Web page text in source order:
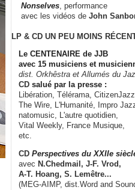
Nonselves , performance
avec les vidéos de John
LP & CD UN PEU MOINS
Le CENTENAIRE de JJB
avec 15 musiciens et
dist. Orkhêstra et Allumés du
CD salué par la presse :
Libération, Télérama,
The Wire, L'Humanité, Impro
natomusic, L'autre quotidien,
Vital Weekly, France Musique,
etc.
CD Perspectives du XXIIe
avec N.Chedmail, J-F. Vrod,
A-T. Hoang, S. Lemêtre...
(MEG-AIMP, dist.Word and